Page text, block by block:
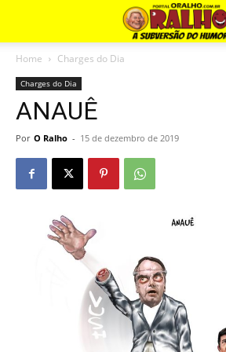
Home Charges do Dia
Charges do Dia
ANAUÊ
Por O Ralho - 15 de dezembro de 2019